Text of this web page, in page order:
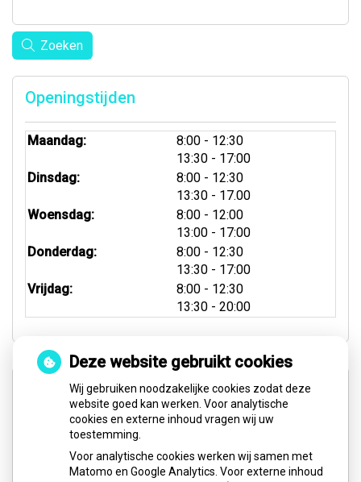
Zoeken
Openingstijden
Maandag: 8:00 tot
- 12:30
13:30 tot
- 17:00
Dinsdag:
8:00 tot
- 12:30
13:30 tot
- 17.00
Woensdag:
8:00 tot
- 12:00
13:00 tot
- 17:00
Donderdag:
8:00 tot
- 12:30
13:30 tot
- 17:00
Vrijdag:
8:00 tot
- 12:30
13:30 tot
- 20:00
Spoed- & Weekenddienst
Buiten onze reguliere openingstijden, op feestdagen
en in het weekend (zaterdag en zondag) kunt u voor
pijnklachten en/of spoedgevallen het volgende
nummer bellen:
Deze website gebruikt cookies
Wij gebruiken noodzakelijke cookies zodat deze
website goed kan werken. Voor analytische
cookies en externe inhoud vragen wij uw
toestemming.
Voor analytische cookies werken wij samen met
Matomo en Google Analytics. Voor externe inhoud